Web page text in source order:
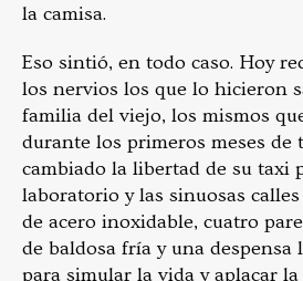
la camisa.
Eso sintió, en todo caso. Hoy
los nervios los que lo hicieron
familia del viejo, los mismos
durante los primeros meses de
cambiado la libertad de su taxi
laboratorio y las sinuosas
de acero inoxidable, cuatro
de baldosa fría y una despensa
para simular la vida y aplacar